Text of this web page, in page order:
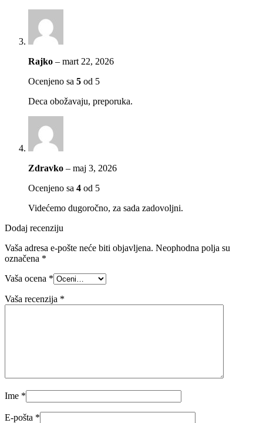
Rajko – mart 22, 2026
Ocenjeno sa 5 od 5
Deca obožavaju, preporuka.
Zdravko – maj 3, 2026
Ocenjeno sa 4 od 5
Videćemo dugoročno, za sada zadovoljni.
Dodaj recenziju
Vaša adresa e-pošte neće biti objavljena. Neophodna polja su
označena *
Vaša ocena *
Vaša recenzija *
Ime *
E-pošta *